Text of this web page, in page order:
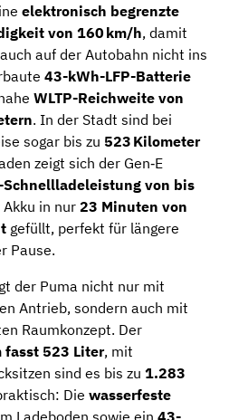
elektronisch begrenzte
von 160 km/h, damit
auf der Autobahn nicht ins
43-kWh-LFP-Batterie
WLTP-Reichweite von
. In der Stadt sind bei
sogar bis zu 523 Kilometer
zeigt sich der Gen‑E
Schnellladeleistung von bis
in nur 23 Minuten von
gefüllt, perfekt für längere
Pause.
der Puma nicht nur mit
Antrieb, sondern auch mit
Raumkonzept. Der
fasst 523 Liter, mit
sind es bis zu 1.283
Die wasserfeste